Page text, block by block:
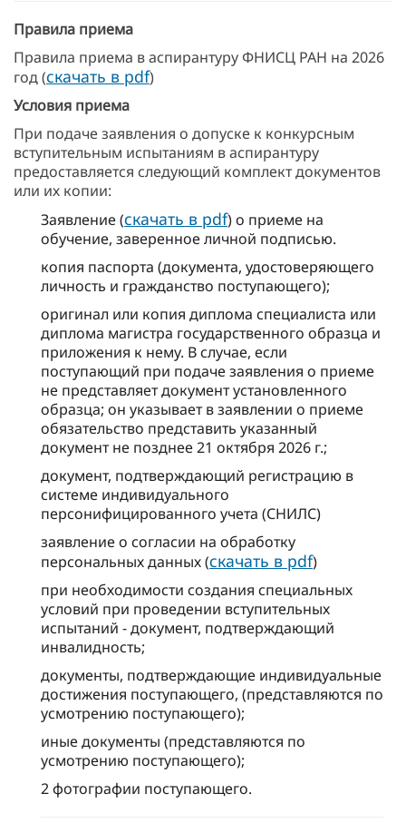
Правила приема
Правила приема в аспирантуру ФНИСЦ РАН на 2026
год (скачать в pdf)
Условия приема
При подаче заявления о допуске к конкурсным
вступительным испытаниям в аспирантуру
предоставляется следующий комплект документов
или их копии:
Заявление (скачать в pdf) о приеме на
обучение, заверенное личной подписью.
копия паспорта (документа, удостоверяющего
личность и гражданство поступающего);
оригинал или копия диплома специалиста или
диплома магистра государственного образца и
приложения к нему. В случае, если
поступающий при подаче заявления о приеме
не представляет документ установленного
образца; он указывает в заявлении о приеме
обязательство представить указанный
документ не позднее 21 октября 2026 г.;
документ, подтверждающий регистрацию в
системе индивидуального
персонифицированного учета (СНИЛС)
заявление о согласии на обработку
персональных данных (скачать в pdf)
при необходимости создания специальных
условий при проведении вступительных
испытаний - документ, подтверждающий
инвалидность;
документы, подтверждающие индивидуальные
достижения поступающего, (представляются по
усмотрению поступающего);
иные документы (представляются по
усмотрению поступающего);
2 фотографии поступающего.